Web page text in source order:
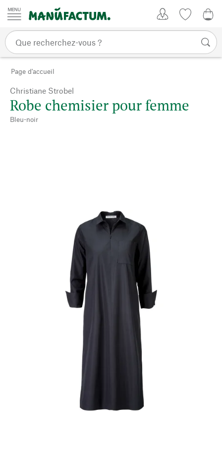
Passer au contenu
Page d'accueil
Christiane Strobel
Robe chemisier pour femme
Bleu-noir